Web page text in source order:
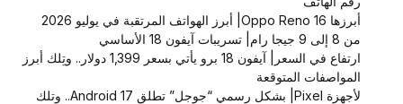
أبرزها Oppo Reno 16| أبرز الهواتف المرتقبة في يوليو 2026
من 8 إلى 9 جيجا رام| تسريبات آيفون 18 الأساسي
ارتفاع في السعر| آيفون 18 برو يأتي بسعر 1,399 دولار.. وتِلك أبرز
المواصفات المتوقعة
لأجهزة Pixel| بشكل رسمي “جوجل” تطلق Android 17.. وتلك